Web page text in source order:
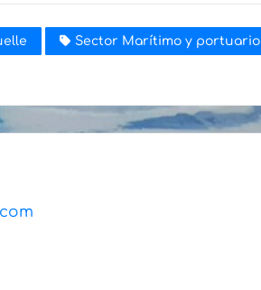
Sector Marítimo y portuario